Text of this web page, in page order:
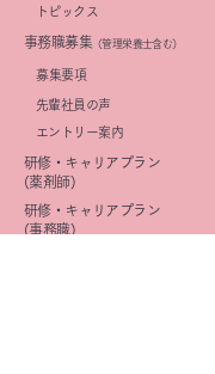
トピックス
事務職募集 （管理栄養士含む）
​募集要項
先輩社員の声
エントリー案内
研修・キャリアプラン
(薬剤師)
研修・キャリアプラン
(事務職)